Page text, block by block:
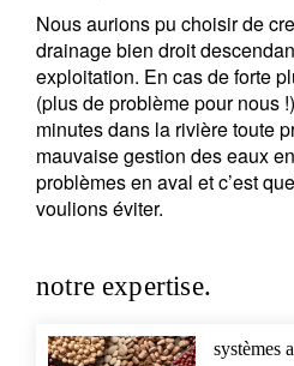
Nous aurions pu choisir de
drainage bien droit
exploitation. En cas de forte
(plus de problème pour nous
minutes dans la rivière toute
mauvaise gestion des eaux
problèmes en aval et c’est
voulions éviter.
notre expertise.
systèmes